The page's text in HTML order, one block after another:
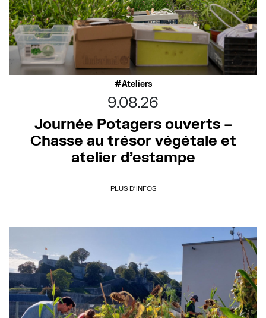
Ateliers
9.08.26
Journée Potagers ouverts –
Chasse au trésor végétale et
atelier d’estampe
PLUS D'INFOS